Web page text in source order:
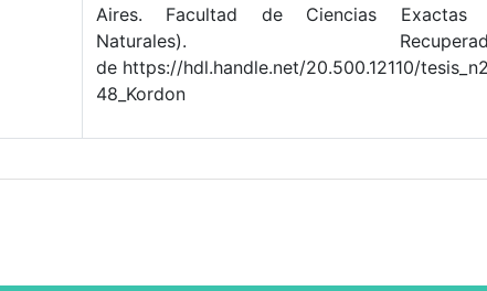
Aires. Facultad de Ciencias Exactas
Naturales).
de https://hdl.handle.net/20.500.12110/
48_Kordon